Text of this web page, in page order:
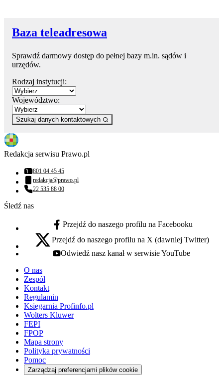
Baza teleadresowa
Sprawdź darmowy dostęp do pełnej bazy m.in. sądów i
urzędów.
Rodzaj instytucji:
Województwo:
Szukaj danych kontaktowych
Redakcja serwisu Prawo.pl
Numer telefonu:
801 04 45 45
Adres email:
redakcja@prawo.pl
Numer telefonu:
22 535 88 00
Śledź nas
facebook - otwiera się w nowej karcie
Przejdź do naszego profilu na Facebooku
x - otwiera się w nowej karcie
Przejdź do naszego profilu na X (dawniej Twitter)
youtube - otwiera się w nowej karcie
Odwiedź nasz kanał w serwisie YouTube
O nas
Zespół
Kontakt
Regulamin
Księgarnia Profinfo.pl
Wolters Kluwer
FEPI
FPOP
Mapa strony
Polityka prywatności
Pomoc
Zarządzaj preferencjami plików cookie